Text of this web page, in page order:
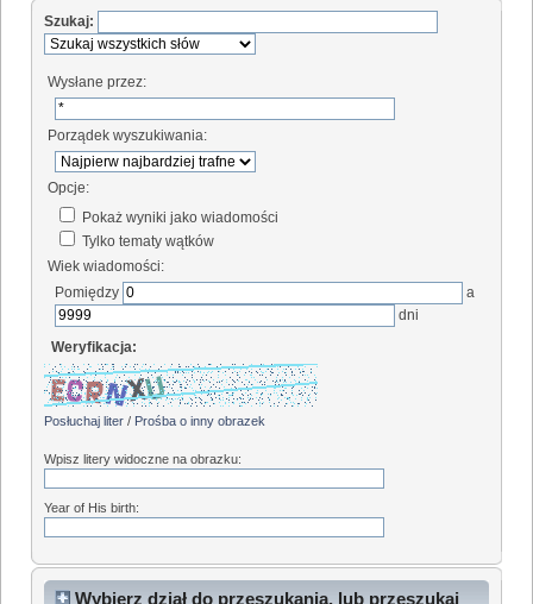
Szukaj:
Wysłane przez:
Porządek wyszukiwania:
Opcje:
Pokaż wyniki jako wiadomości
Tylko tematy wątków
Wiek wiadomości:
Pomiędzy
a
dni
Weryfikacja:
Posłuchaj liter / Prośba o inny obrazek
Wpisz litery widoczne na obrazku:
Year of His birth:
Wybierz dział do przeszukania, lub przeszukaj